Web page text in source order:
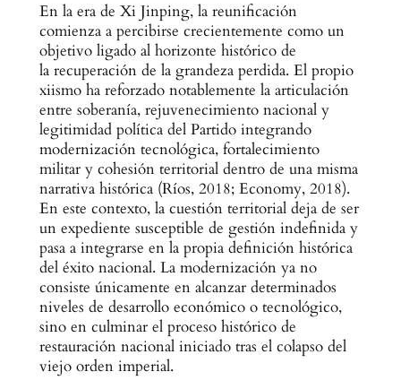
En la era de Xi Jinping, la reunificación
comienza a percibirse crecientemente como un
objetivo ligado al horizonte histórico de
la recuperación de la grandeza perdida. El propio
xiismo ha reforzado notablemente la articulación
entre soberanía, rejuvenecimiento nacional y
legitimidad política del Partido integrando
modernización tecnológica, fortalecimiento
militar y cohesión territorial dentro de una misma
narrativa histórica (Ríos, 2018; Economy, 2018).
En este contexto, la cuestión territorial deja de ser
un expediente susceptible de gestión indefinida y
pasa a integrarse en la propia definición histórica
del éxito nacional. La modernización ya no
consiste únicamente en alcanzar determinados
niveles de desarrollo económico o tecnológico,
sino en culminar el proceso histórico de
restauración nacional iniciado tras el colapso del
viejo orden imperial.